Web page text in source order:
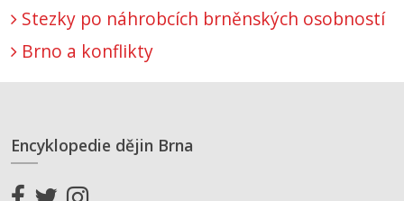
Stezky po náhrobcích brněnských osobností
Brno a konflikty
Encyklopedie dějin Brna